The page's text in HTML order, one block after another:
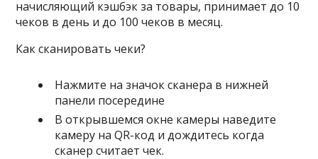
начисляющий кэшбэк за товары, принимает до 10
чеков в день и до 100 чеков в месяц.
Как сканировать чеки?
Нажмите на значок сканера в нижней
панели посередине
В открывшемся окне камеры наведите
камеру на QR-код и дождитесь когда
сканер считает чек.